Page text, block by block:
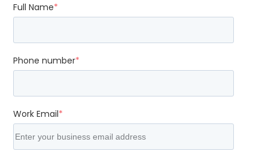
Full Name*
Phone number*
Work Email*